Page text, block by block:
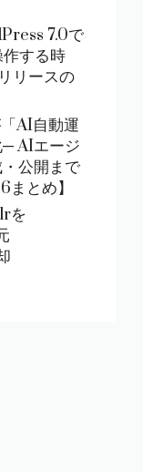
7.0で
作する時
リースの
AI自動運
AIエージ
公開まで
とめ】
を